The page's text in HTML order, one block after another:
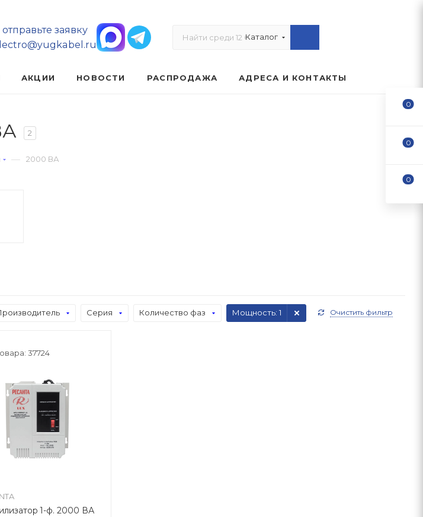
отправьте заявку
Каталог
АКЦИИ НОВОСТИ РАСПРОДАЖА АДРЕСА И КОНТАКТЫ
2
— 2000 ВА
Серия Количество фаз Мощность: 1 Очистить фильтр
37724
1-ф. 2000 ВА
0
0
0